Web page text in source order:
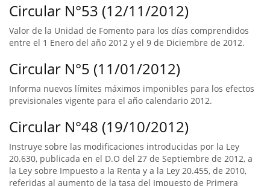
Circular N°53 (12/11/2012)
Valor de la Unidad de Fomento para los días comprendidos
entre el 1 Enero del año 2012 y el 9 de Diciembre de 2012.
Circular N°5 (11/01/2012)
Informa nuevos límites máximos imponibles para los efectos
previsionales vigente para el año calendario 2012.
Circular N°48 (19/10/2012)
Instruye sobre las modificaciones introducidas por la Ley
20.630, publicada en el D.O del 27 de Septiembre de 2012, a
la Ley sobre Impuesto a la Renta y a la Ley 20.455, de 2010,
referidas al aumento de la tasa del Impuesto de Primera